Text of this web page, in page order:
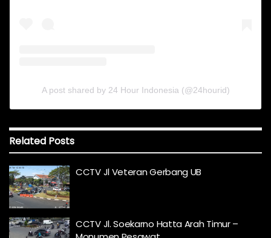
A post shared by 24 Hour Indonesia (@24hourid)
Related Posts
CCTV Jl Veteran Gerbang UB
CCTV Jl. Soekarno Hatta Arah Timur –